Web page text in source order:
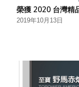
榮獲 2020 台灣精
2019年10月13日